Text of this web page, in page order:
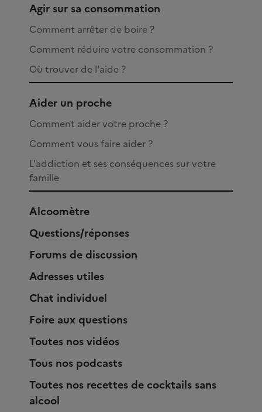
Agir sur sa consommation
Comment arrêter de boire ?
Comment réduire votre consommation ?
Où trouver de l'aide ?
Aider un proche
Comment aider votre proche ?
Comment vous faire aider ?
L'addiction et ses conséquences sur votre
famille
Alcoomètre
Questions/réponses
Forums de discussion
Adresses utiles
Chat individuel
Foire aux questions
Toutes nos vidéos
Tous nos podcasts
Toutes nos recettes de cocktails sans
alcool